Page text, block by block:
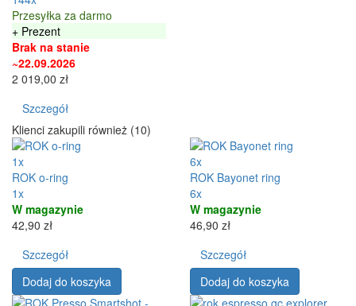
Przesyłka za darmo
+ Prezent
Brak na stanie
~22.09.2026
2 019,00 zł
Szczegół
Klienci zakupili również (10)
1x
ROK o-ring
1x
W magazynie
42,90 zł
Szczegół
Dodaj do koszyka
6x
ROK Bayonet ring
6x
W magazynie
46,90 zł
Szczegół
Dodaj do koszyka